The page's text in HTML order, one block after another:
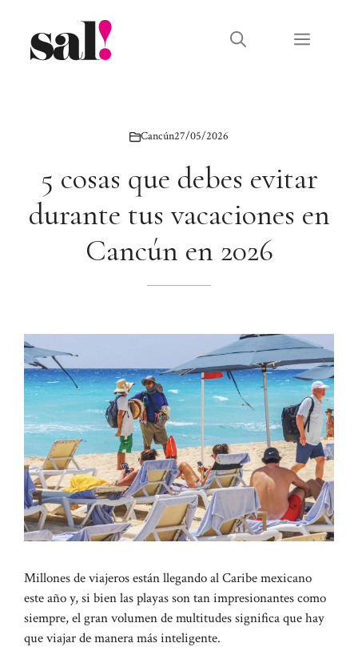
contenido
Menú
Cancún27/05/2026
5 cosas que debes evitar
durante tus vacaciones en
Cancún en 2026
Millones de viajeros están llegando al Caribe mexicano
este año y, si bien las playas son tan impresionantes como
siempre, el gran volumen de multitudes significa que hay
que viajar de manera más inteligente.